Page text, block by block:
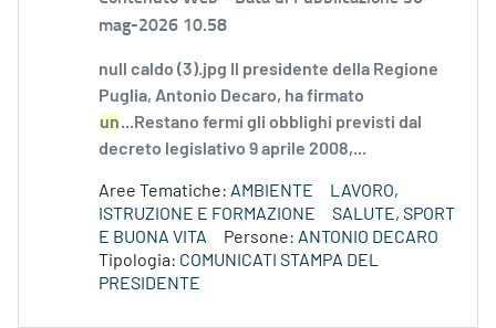
mag-2026 10.58
null caldo (3).jpg Il presidente della Regione
Puglia, Antonio Decaro, ha firmato
un...Restano fermi gli obblighi previsti dal
decreto legislativo 9 aprile 2008,...
Aree Tematiche: AMBIENTE
LAVORO,
ISTRUZIONE E FORMAZIONE
SALUTE, SPORT
E BUONA VITA
Persone: ANTONIO DECARO
Tipologia: COMUNICATI STAMPA DEL
PRESIDENTE